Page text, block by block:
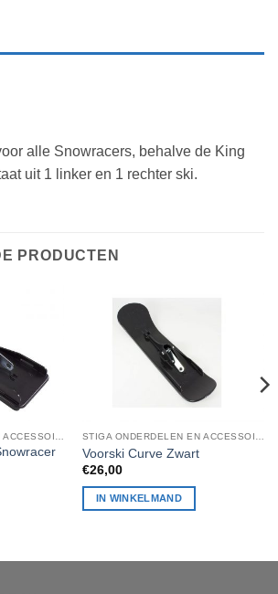
alle Snowracers, behalve de King
uit 1 linker en 1 rechter ski.
PRODUCTEN
STIGA ONDERDELEN EN ACCESSOIRES
Voorski Curve Zwart
€26,00
IN WINKELMAND